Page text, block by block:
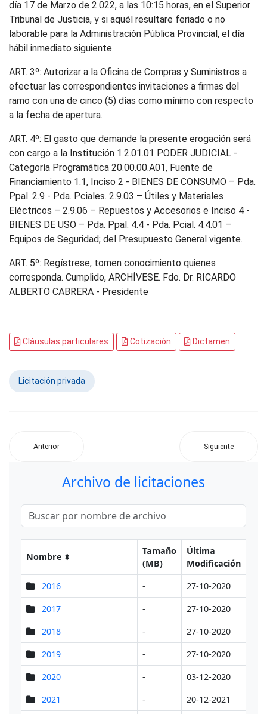
día 17 de Marzo de 2.022, a las 10:15 horas, en el Superior
Tribunal de Justicia, y si aquél resultare feriado o no
laborable para la Administración Pública Provincial, el día
hábil inmediato siguiente.
ART. 3º: Autorizar a la Oficina de Compras y Suministros a
efectuar las correspondientes invitaciones a firmas del
ramo con una de cinco (5) días como mínimo con respecto
a la fecha de apertura.
ART. 4º: El gasto que demande la presente erogación será
con cargo a la Institución 1.2.01.01 PODER JUDICIAL -
Categoría Programática 20.00.00.A01, Fuente de
Financiamiento 1.1, Inciso 2 - BIENES DE CONSUMO – Pda.
Ppal. 2.9 - Pda. Pciales. 2.9.03 – Útiles y Materiales
Eléctricos – 2.9.06 – Repuestos y Accesorios e Inciso 4 -
BIENES DE USO – Pda. Ppal. 4.4 - Pda. Pcial. 4.4.01 –
Equipos de Seguridad; del Presupuesto General vigente.
ART. 5º: Regístrese, tomen conocimiento quienes
corresponda. Cumplido, ARCHÍVESE. Fdo. Dr. RICARDO
ALBERTO CABRERA - Presidente
Cláusulas particulares Cotización Dictamen
Licitación privada
Anterior Siguiente